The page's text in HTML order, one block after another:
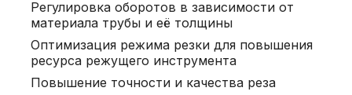
Регулировка оборотов в зависимости от
материала трубы и её толщины
Оптимизация режима резки для повышения
ресурса режущего инструмента
Повышение точности и качества реза